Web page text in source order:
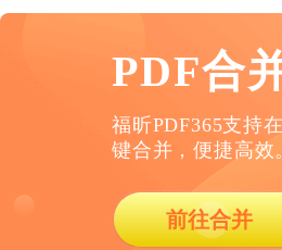
PDF合
福昕PDF365支持
键合并，便捷高效
前往合并